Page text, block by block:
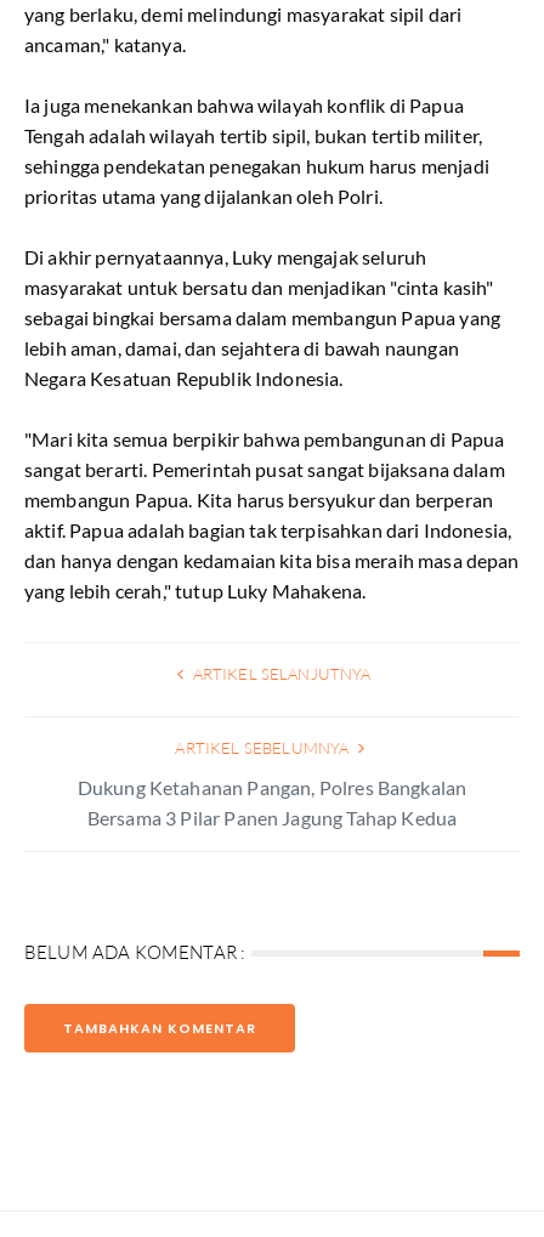
yang berlaku, demi melindungi masyarakat sipil dari
ancaman," katanya.
Ia juga menekankan bahwa wilayah konflik di Papua
Tengah adalah wilayah tertib sipil, bukan tertib militer,
sehingga pendekatan penegakan hukum harus menjadi
prioritas utama yang dijalankan oleh Polri.
Di akhir pernyataannya, Luky mengajak seluruh
masyarakat untuk bersatu dan menjadikan "cinta kasih"
sebagai bingkai bersama dalam membangun Papua yang
lebih aman, damai, dan sejahtera di bawah naungan
Negara Kesatuan Republik Indonesia.
"Mari kita semua berpikir bahwa pembangunan di Papua
sangat berarti. Pemerintah pusat sangat bijaksana dalam
membangun Papua. Kita harus bersyukur dan berperan
aktif. Papua adalah bagian tak terpisahkan dari Indonesia,
dan hanya dengan kedamaian kita bisa meraih masa depan
yang lebih cerah," tutup Luky Mahakena.
ARTIKEL SELANJUTNYA
ARTIKEL SEBELUMNYA
Dukung Ketahanan Pangan, Polres Bangkalan
Bersama 3 Pilar Panen Jagung Tahap Kedua
BELUM ADA KOMENTAR :
TAMBAHKAN KOMENTAR